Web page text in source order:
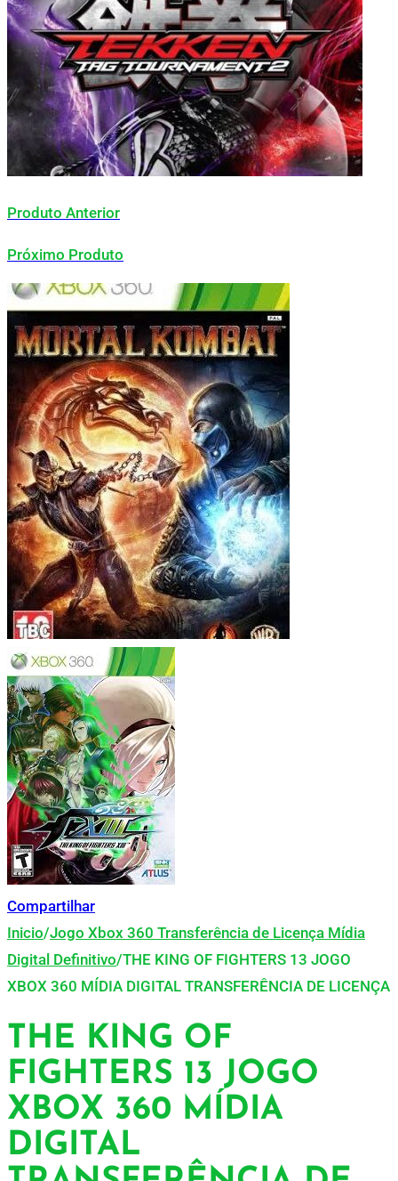
Produto Anterior
Próximo Produto
Compartilhar
Inicio/Jogo Xbox 360 Transferência de Licença Mídia
Digital Definitivo/THE KING OF FIGHTERS 13 JOGO
XBOX 360 MÍDIA DIGITAL TRANSFERÊNCIA DE LICENÇA
THE KING OF
FIGHTERS 13 JOGO
XBOX 360 MÍDIA
DIGITAL